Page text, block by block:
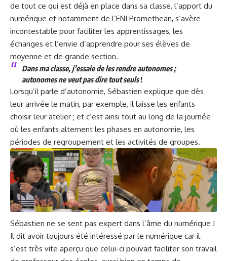
de tout ce qui est déjà en place dans sa classe, l’apport du
numérique et notamment de l’ENI Promethean, s’avère
incontestable pour faciliter les apprentissages, les
échanges et l’envie d’apprendre pour ses élèves de
moyenne et de grande section.
Dans ma classe, j’essaie de les rendre autonomes ;
autonomes ne veut pas dire tout seuls!
Lorsqu’il parle d’autonomie, Sébastien explique que dès
leur arrivée le matin, par exemple, il laisse les enfants
choisir leur atelier ; et c’est ainsi tout au long de la journée
où les enfants alternent les phases en autonomie, les
périodes de regroupement et les activités de groupes.
Sébastien ne se sent pas expert dans l’âme du numérique !
Il dit avoir toujours été intéressé par le numérique car il
s’est très vite aperçu que celui-ci pouvait faciliter son travail